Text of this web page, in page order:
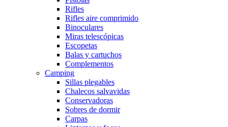
Rifles
Rifles aire comprimido
Binoculares
Miras telescópicas
Escopetas
Balas y cartuchos
Complementos
Camping
Sillas plegables
Chalecos salvavidas
Conservadoras
Sobres de dormir
Carpas